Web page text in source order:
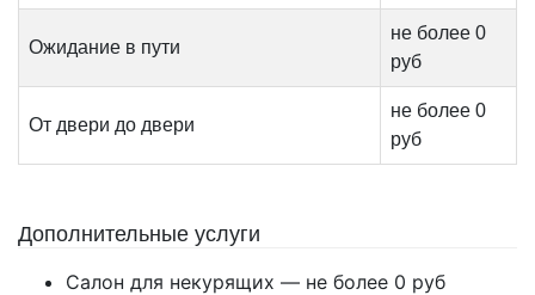
Ожидание в пути
не более 0
руб
От двери до двери
не более 0
руб
Дополнительные услуги
Салон для некурящих — не более 0 руб